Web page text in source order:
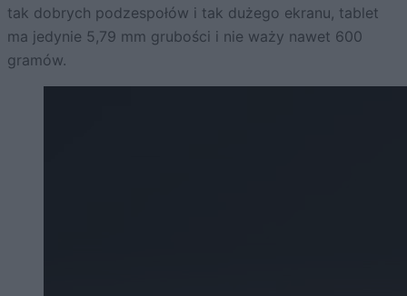
tak dobrych podzespołów i tak dużego ekranu, tablet
ma jedynie 5,79 mm grubości i nie waży nawet 600
gramów.